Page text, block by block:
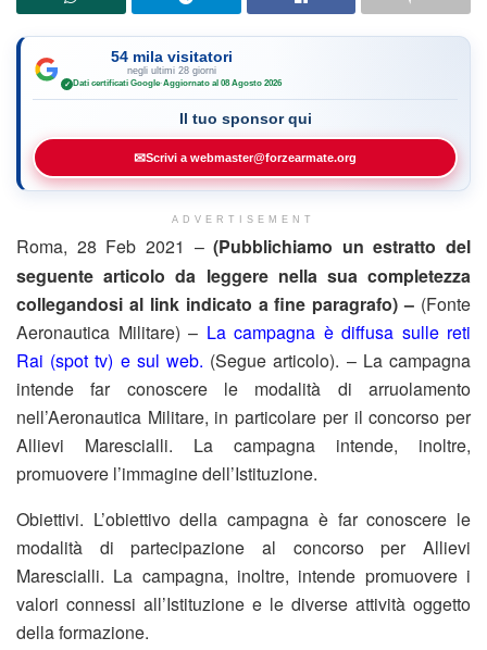
54 mila visitatori
negli ultimi 28 giorni
✓ Dati certificati Google·Aggiornato al 08 Agosto 2026
Il tuo sponsor qui
✉Scrivi a webmaster@forzearmate.org
ADVERTISEMENT
Roma, 28 Feb 2021 –(Pubblichiamo un estratto del
seguente articolo da leggere nella sua completezza
collegandosi al link indicato a fine paragrafo) – (Fonte
Aeronautica Militare) – La campagna è diffusa sulle reti
Rai (spot tv) e sul web. (Segue articolo). – La campagna
intende far conoscere le modalità di arruolamento
nell’Aeronautica Militare, in particolare per il concorso per
Allievi Marescialli. La campagna intende, inoltre,
promuovere l’immagine dell’Istituzione.
Obiettivi. L’obiettivo della campagna è far conoscere le
modalità di partecipazione al concorso per Allievi
Marescialli. La campagna, inoltre, intende promuovere i
valori connessi all’Istituzione e le diverse attività oggetto
della formazione.